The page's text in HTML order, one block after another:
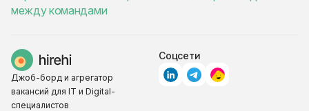
между командами
Джоб-борд и агрегатор
вакансий для IT и Digital-
специалистов
Соцсети